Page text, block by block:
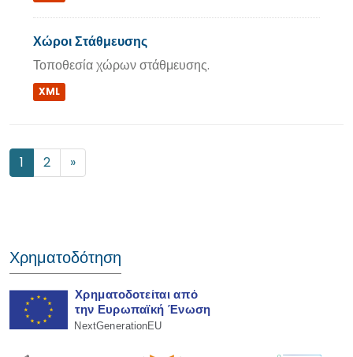
Χώροι Στάθμευσης
Τοποθεσία χώρων στάθμευσης.
XML
1 2 »
Χρηματοδότηση